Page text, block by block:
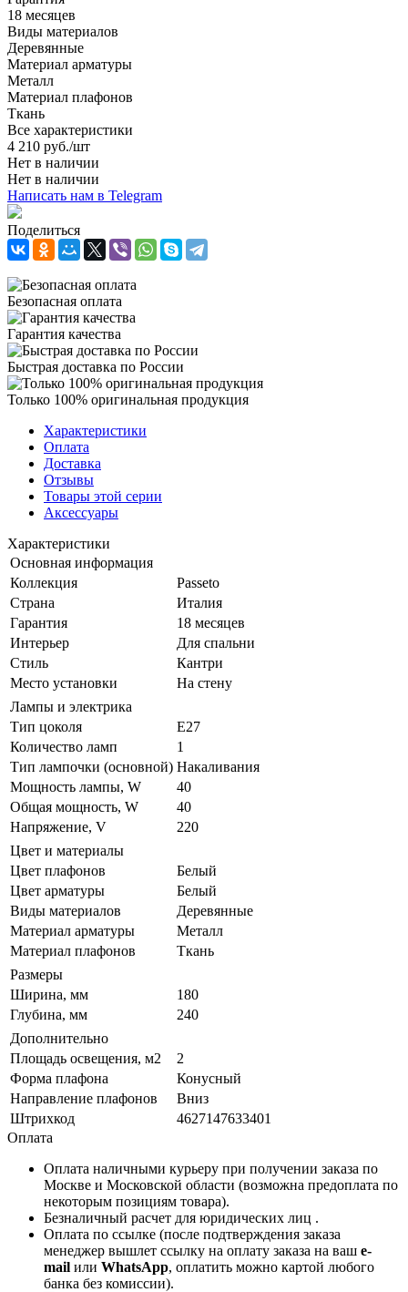
18 месяцев
Виды материалов
Деревянные
Материал арматуры
Металл
Материал плафонов
Ткань
Все характеристики
4 210 руб./шт
Нет в наличии
Нет в наличии
Написать нам в Telegram
Поделиться
Безопасная оплата
Гарантия качества
Быстрая доставка по России
Только 100% оригинальная продукция
Характеристики
Оплата
Доставка
Отзывы
Товары этой серии
Аксессуары
Характеристики
Основная информация
Коллекция
Passeto
Страна
Италия
Гарантия
18 месяцев
Интерьер
Для спальни
Стиль
Кантри
Место установки
На стену
Лампы и электрика
Тип цоколя
E27
Количество ламп
1
Тип лампочки (основной) Накаливания
Мощность лампы, W
40
Общая мощность, W
40
Напряжение, V
220
Цвет и материалы
Цвет плафонов
Белый
Цвет арматуры
Белый
Виды материалов
Деревянные
Материал арматуры
Металл
Материал плафонов
Ткань
Размеры
Ширина, мм
180
Глубина, мм
240
Дополнительно
Площадь освещения, м2
2
Форма плафона
Конусный
Направление плафонов
Вниз
Штрихкод
4627147633401
Оплата
Оплата наличными курьеру при получении заказа по
Москве и Московской области (возможна предоплата по
некоторым позициям товара).
Безналичный расчет для юридических лиц .
Оплата по ссылке (после подтверждения заказа
менеджер вышлет ссылку на оплату заказа на ваш e-
mail или WhatsApp, оплатить можно картой любого
банка без комиссии).